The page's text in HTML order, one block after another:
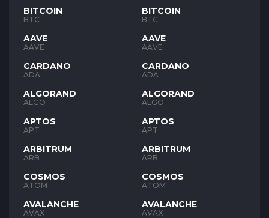
BITCOIN
BTC
AAVE
AAVE
CARDANO
ADA
ALGORAND
ALGO
APTOS
APT
ARBITRUM
ARB
COSMOS
ATOM
AVALANCHE
AVAX
BITCOIN
BTC
AAVE
AAVE
CARDANO
ADA
ALGORAND
ALGO
APTOS
APT
ARBITRUM
ARB
COSMOS
ATOM
AVALANCHE
AVAX